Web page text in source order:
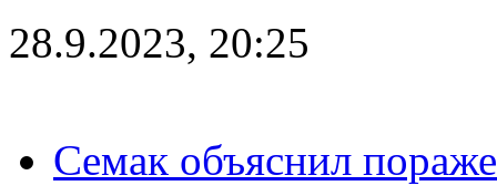
28.9.2023, 20:25
Семак объяснил